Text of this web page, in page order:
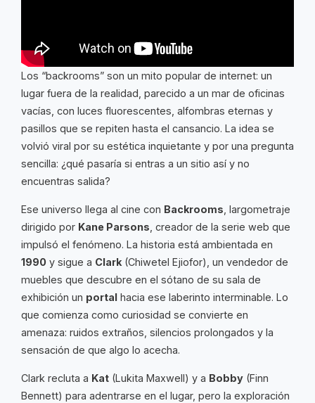
Los “backrooms” son un mito popular de internet: un
lugar fuera de la realidad, parecido a un mar de oficinas
vacías, con luces fluorescentes, alfombras eternas y
pasillos que se repiten hasta el cansancio. La idea se
volvió viral por su estética inquietante y por una pregunta
sencilla: ¿qué pasaría si entras a un sitio así y no
encuentras salida?
Ese universo llega al cine con Backrooms, largometraje
dirigido por Kane Parsons, creador de la serie web que
impulsó el fenómeno. La historia está ambientada en
1990 y sigue a Clark(Chiwetel Ejiofor), un vendedor de
muebles que descubre en el sótano de su sala de
exhibición un portal
hacia ese laberinto interminable. Lo
que comienza como curiosidad se convierte en
amenaza: ruidos extraños, silencios prolongados y la
sensación de que algo lo acecha.
Clark recluta a Kat (Lukita Maxwell) y a Bobby (Finn
Bennett) para adentrarse en el lugar, pero la exploración